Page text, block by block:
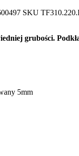
SKU
grubości.
5mm